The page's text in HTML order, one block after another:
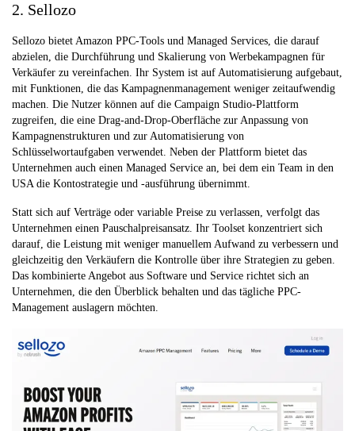
2. Sellozo
Sellozo bietet Amazon PPC-Tools und Managed Services, die darauf
abzielen, die Durchführung und Skalierung von Werbekampagnen für
Verkäufer zu vereinfachen. Ihr System ist auf Automatisierung aufgebaut,
mit Funktionen, die das Kampagnenmanagement weniger zeitaufwendig
machen. Die Nutzer können auf die Campaign Studio-Plattform
zugreifen, die eine Drag-and-Drop-Oberfläche zur Anpassung von
Kampagnenstrukturen und zur Automatisierung von
Schlüsselwortaufgaben verwendet. Neben der Plattform bietet das
Unternehmen auch einen Managed Service an, bei dem ein Team in den
USA die Kontostrategie und -ausführung übernimmt.
Statt sich auf Verträge oder variable Preise zu verlassen, verfolgt das
Unternehmen einen Pauschalpreisansatz. Ihr Toolset konzentriert sich
darauf, die Leistung mit weniger manuellem Aufwand zu verbessern und
gleichzeitig den Verkäufern die Kontrolle über ihre Strategien zu geben.
Das kombinierte Angebot aus Software und Service richtet sich an
Unternehmen, die den Überblick behalten und das tägliche PPC-
Management auslagern möchten.